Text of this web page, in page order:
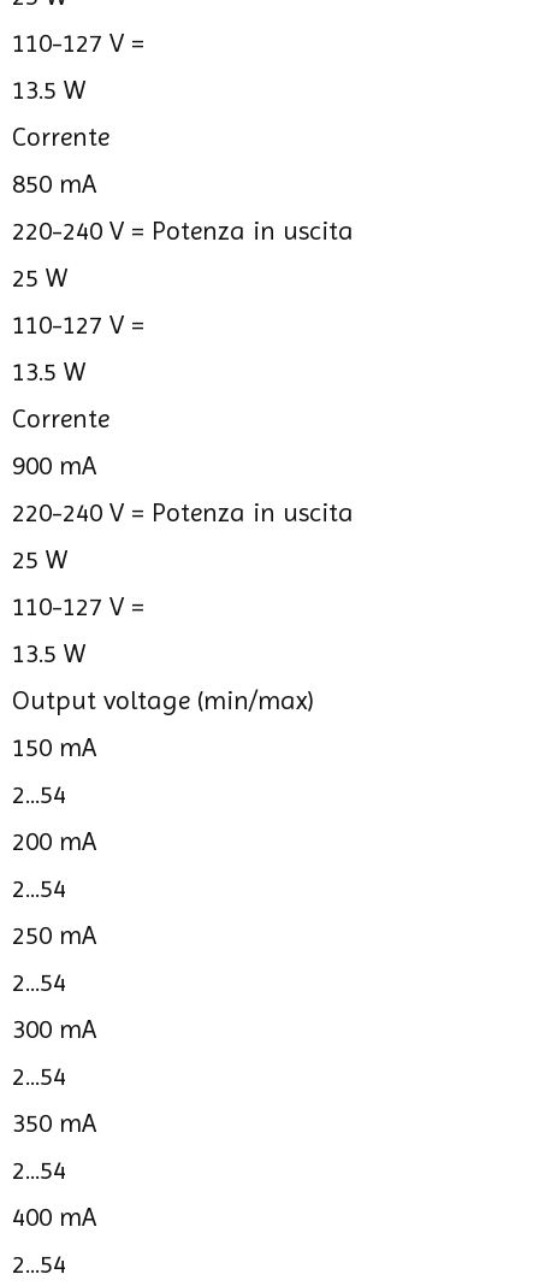
110-127 V =
13.5 W
Corrente
850 mA
220-240 V = Potenza in uscita
25 W
110-127 V =
13.5 W
Corrente
900 mA
220-240 V = Potenza in uscita
25 W
110-127 V =
13.5 W
Output voltage (min/max)
150 mA
2...54
200 mA
2...54
250 mA
2...54
300 mA
2...54
350 mA
2...54
400 mA
2...54